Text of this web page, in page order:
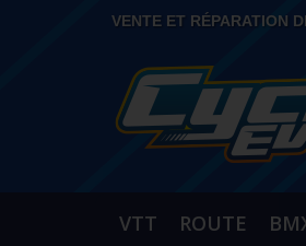
VENTE ET RÉPARATION
VTT ROUTE